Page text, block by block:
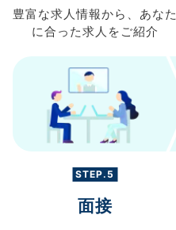
豊富な求人情報から、 あなた
に合った求人を ご紹介
STEP.5
面接